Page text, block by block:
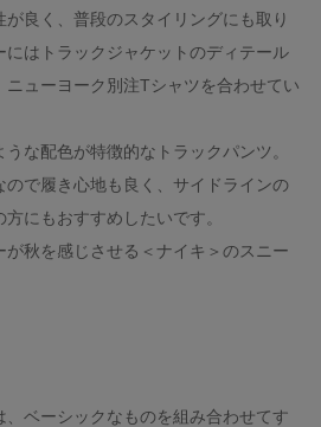
良く、普段のスタイリングにも取り
にはトラックジャケットのディテール
ューヨーク別注Tシャツを合わせてい
な配色が特徴的なトラックパンツ。
ので履き心地も良く、サイドラインの
にもおすすめしたいです。
が秋を感じさせる＜ナイキ＞のスニー
ベーシックなものを組み合わせてす